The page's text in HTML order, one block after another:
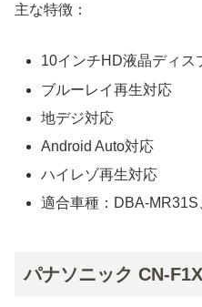
主な特徴：
10インチHD液晶ディス
ブルーレイ再生対応
地デジ対応
Android Auto対応
ハイレゾ再生対応
適合車種：DBA-
パナソニック CN-